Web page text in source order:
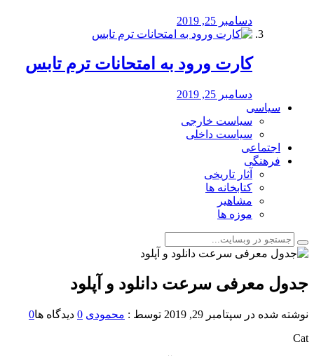
دسامبر 25, 2019
کارت ورود به امتحانات ترم تابس
دسامبر 25, 2019
سیاسی
سیاست خارجی
سیاست داخلی
اجتماعی
فرهنگی
آثار تاریخی
کتابخانه ها
مشاهیر
موزه ها
جدول معرفی سرعت دانلود و آپلود
نوشته شده در سپتامبر 29, 2019 توسط : محمودی 0 دیدگاه ها0
Cat